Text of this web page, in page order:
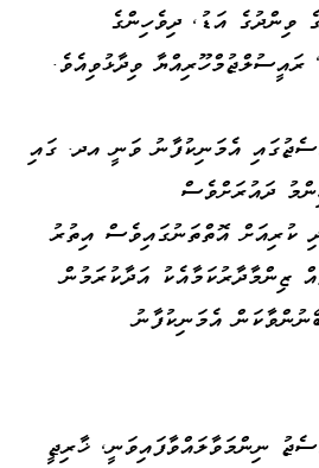
ވިންދުގެ އަޑު، ދިވެހިންގެ
ވިދާޅުވިއެވެ.
އެމަނިކުފާނު ވަނީ އދ. ގައި
ދައުރަށްވެސް
ކުރިއަށް އޮތްތަނުގައިވެސް އިތުރު
ޒިންމާދާރުކަމާއެކު އަދާކުރަމުން
އެމަނިކުފާނު
ނިންމަވާލައްވާފައިވަނީ، ޚާރިޖީ